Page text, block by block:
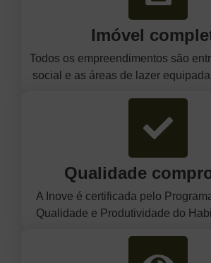
Imóvel
Todos os empreendimentos são
social e as áreas de lazer
Qualidade
A Inove é certificada pelo
Qualidade e Produtividade do